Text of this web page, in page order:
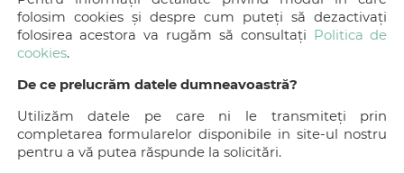
folosim cookies și despre cum puteți să dezactivați
folosirea acestora va rugăm să consultați Politica de
cookies.
De ce prelucrăm datele dumneavoastră?
Utilizăm datele pe care ni le transmiteți prin
completarea formularelor disponibile in site-ul nostru
pentru a vă putea răspunde la solicitări.